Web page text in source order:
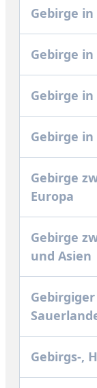
Gebirge
Gebirge
Gebirge
Gebirge
Gebirge
Europa
Gebirge
und Asien
Gebirgiger
Gebirgs-,